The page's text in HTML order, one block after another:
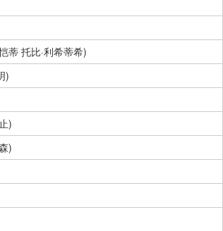
蒂 托比·利希蒂希)
)
)
)